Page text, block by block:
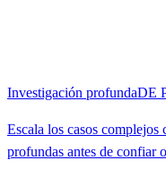
Investigación profundaDE
Escala los casos complejos
profundas antes de confiar